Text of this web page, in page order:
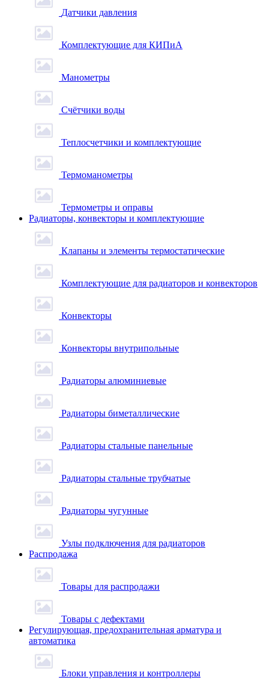
Датчики давления
Комплектующие для КИПиА
Манометры
Счётчики воды
Теплосчетчики и комплектующие
Термоманометры
Термометры и оправы
Радиаторы, конвекторы и комплектующие
Клапаны и элементы термостатические
Комплектующие для радиаторов и конвекторов
Конвекторы
Конвекторы внутрипольные
Радиаторы алюминиевые
Радиаторы биметаллические
Радиаторы стальные панельные
Радиаторы стальные трубчатые
Радиаторы чугунные
Узлы подключения для радиаторов
Распродажа
Товары для распродажи
Товары с дефектами
Регулирующая, предохранительная арматура и
автоматика
Блоки управления и контроллеры